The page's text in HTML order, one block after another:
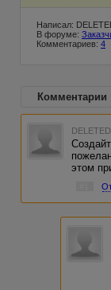
Написал:
В форуме:
Комментариев: 4
Комментарии
DELETED
этом